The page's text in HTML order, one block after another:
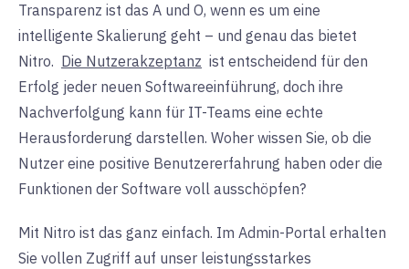
Transparenz ist das A und O, wenn es um eine
intelligente Skalierung geht – und genau das bietet
Nitro. Die Nutzerakzeptanz ist entscheidend für den
Erfolg jeder neuen Softwareeinführung, doch ihre
Nachverfolgung kann für IT-Teams eine echte
Herausforderung darstellen. Woher wissen Sie, ob die
Nutzer eine positive Benutzererfahrung haben oder die
Funktionen der Software voll ausschöpfen?
Mit Nitro ist das ganz einfach. Im Admin-Portal erhalten
Sie vollen Zugriff auf unser leistungsstarkes